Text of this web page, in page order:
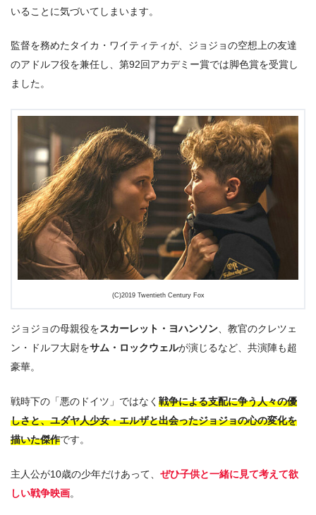
いることに気づいてしまいます。
監督を務めたタイカ・ワイティティが、ジョジョの空想上の友達
のアドルフ役を兼任し、第92回アカデミー賞では脚色賞を受賞し
ました。
(C)2019 Twentieth Century Fox
ジョジョの母親役をスカーレット・ヨハンソン、教官のクレツェ
ン・ドルフ大尉をサム・ロックウェルが演じるなど、共演陣も超
豪華。
戦時下の「悪のドイツ」ではなく 戦争による支配に争う人々の優
しさと、ユダヤ人少女・エルザと出会ったジョジョの心の変化を
描いた傑作です。
主人公が10歳の少年だけあって、 ぜひ子供と一緒に見て考えて欲
しい戦争映画。